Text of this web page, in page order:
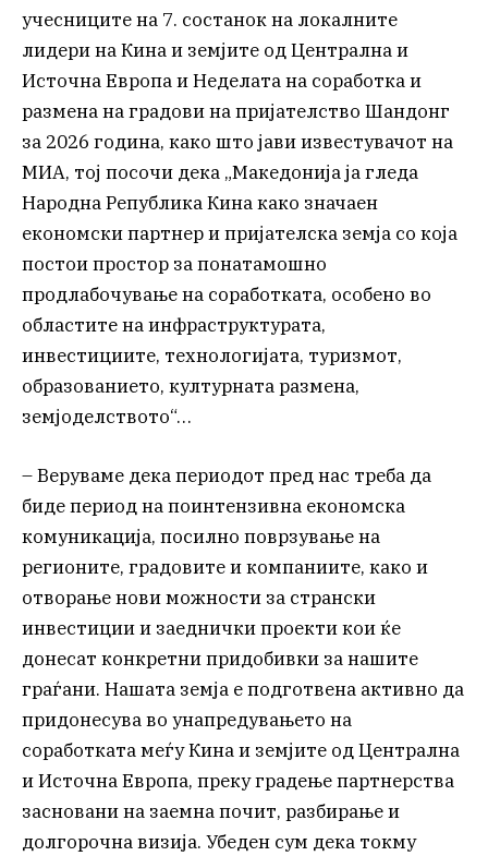
учесниците на 7. состанок на локалните
лидери на Кина и земјите од Централна и
Источна Европа и Неделата на соработка и
размена на градови на пријателство Шандонг
за 2026 година, како што јави известувачот на
МИА, тој посочи дека „Македонија ја гледа
Народна Република Кина како значаен
економски партнер и пријателска земја со која
постои простор за понатамошно
продлабочување на соработката, особено во
областите на инфраструктурата,
инвестициите, технологијата, туризмот,
образованието, културната размена,
земјоделството“…
– Веруваме дека периодот пред нас треба да
биде период на поинтензивна економска
комуникација, посилно поврзување на
регионите, градовите и компаниите, како и
отворање нови можности за странски
инвестиции и заеднички проекти кои ќе
донесат конкретни придобивки за нашите
граѓани. Нашата земја е подготвена активно да
придонесува во унапредувањето на
соработката меѓу Кина и земјите од Централна
и Источна Европа, преку градење партнерства
засновани на заемна почит, разбирање и
долгорочна визија. Убеден сум дека токму